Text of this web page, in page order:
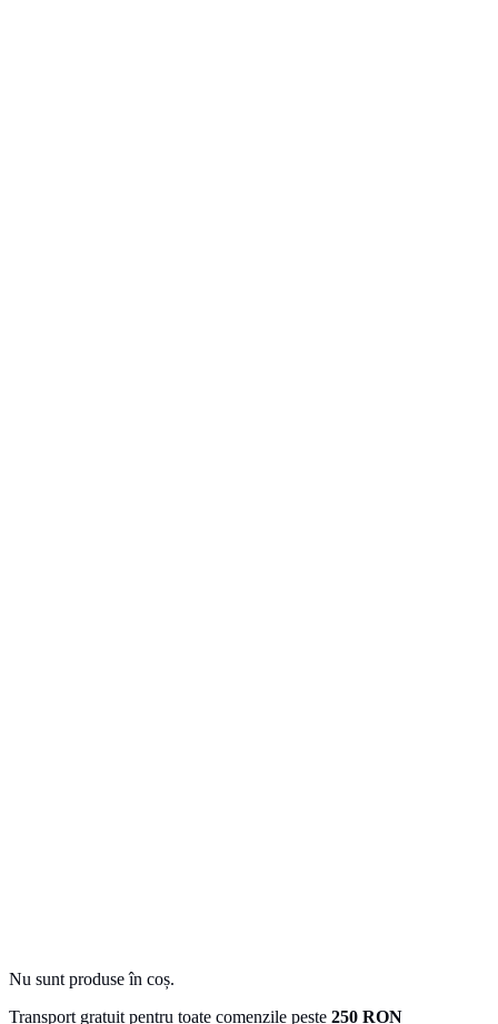
Nu sunt produse în coș.
Transport gratuit pentru toate comenzile peste 250 RON